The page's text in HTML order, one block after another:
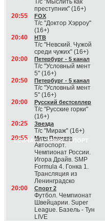
Т/с "Мыслить как
преступник" (16+)
20:55
FOX
Т/с "Доктор Хэрроу"
(16+)
20:40
НТВ
Т/с "Невский. Чужой
среди чужих" (16+)
20:00
Петербург - 5 канал
Т/с "Условный мент
5" (16+)
20:50
Петербург - 5 канал
Т/с "Условный мент
5" (16+)
20:00
Русский бестселлер
Т/с "Русские горки"
(16+)
20:25
Звезда
Т/с "Мираж" (16+)
СЕЙЧАС В ЭФИРЕ: СПОРТ
20:55 Матч Планета
Автоспорт.
Чемпионат России.
Игора Драйв. SMP
Formula 4. Гонка 1.
Трансляция из
Ленинградско
20:00
Спорт 2
Футбол. Чемпионат
Швейцарии. Super
League. Базель - Тун
LIVE